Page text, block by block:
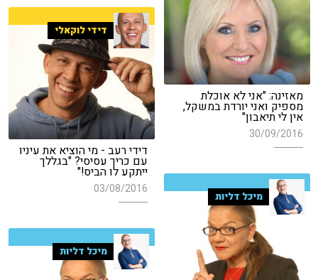
מאזינה: "אני לא אוכלת
מספיק ואני יורדת במשקל,
אין לי תיאבון"
30/09/2016
דידי לוקאלי
דידי רעב - מי הוציא את עיניו
עם כריך עסיסי? "בגללך
ייתקע לו הביס!"
03/08/2016
מיכל דליות
מיכל דליות